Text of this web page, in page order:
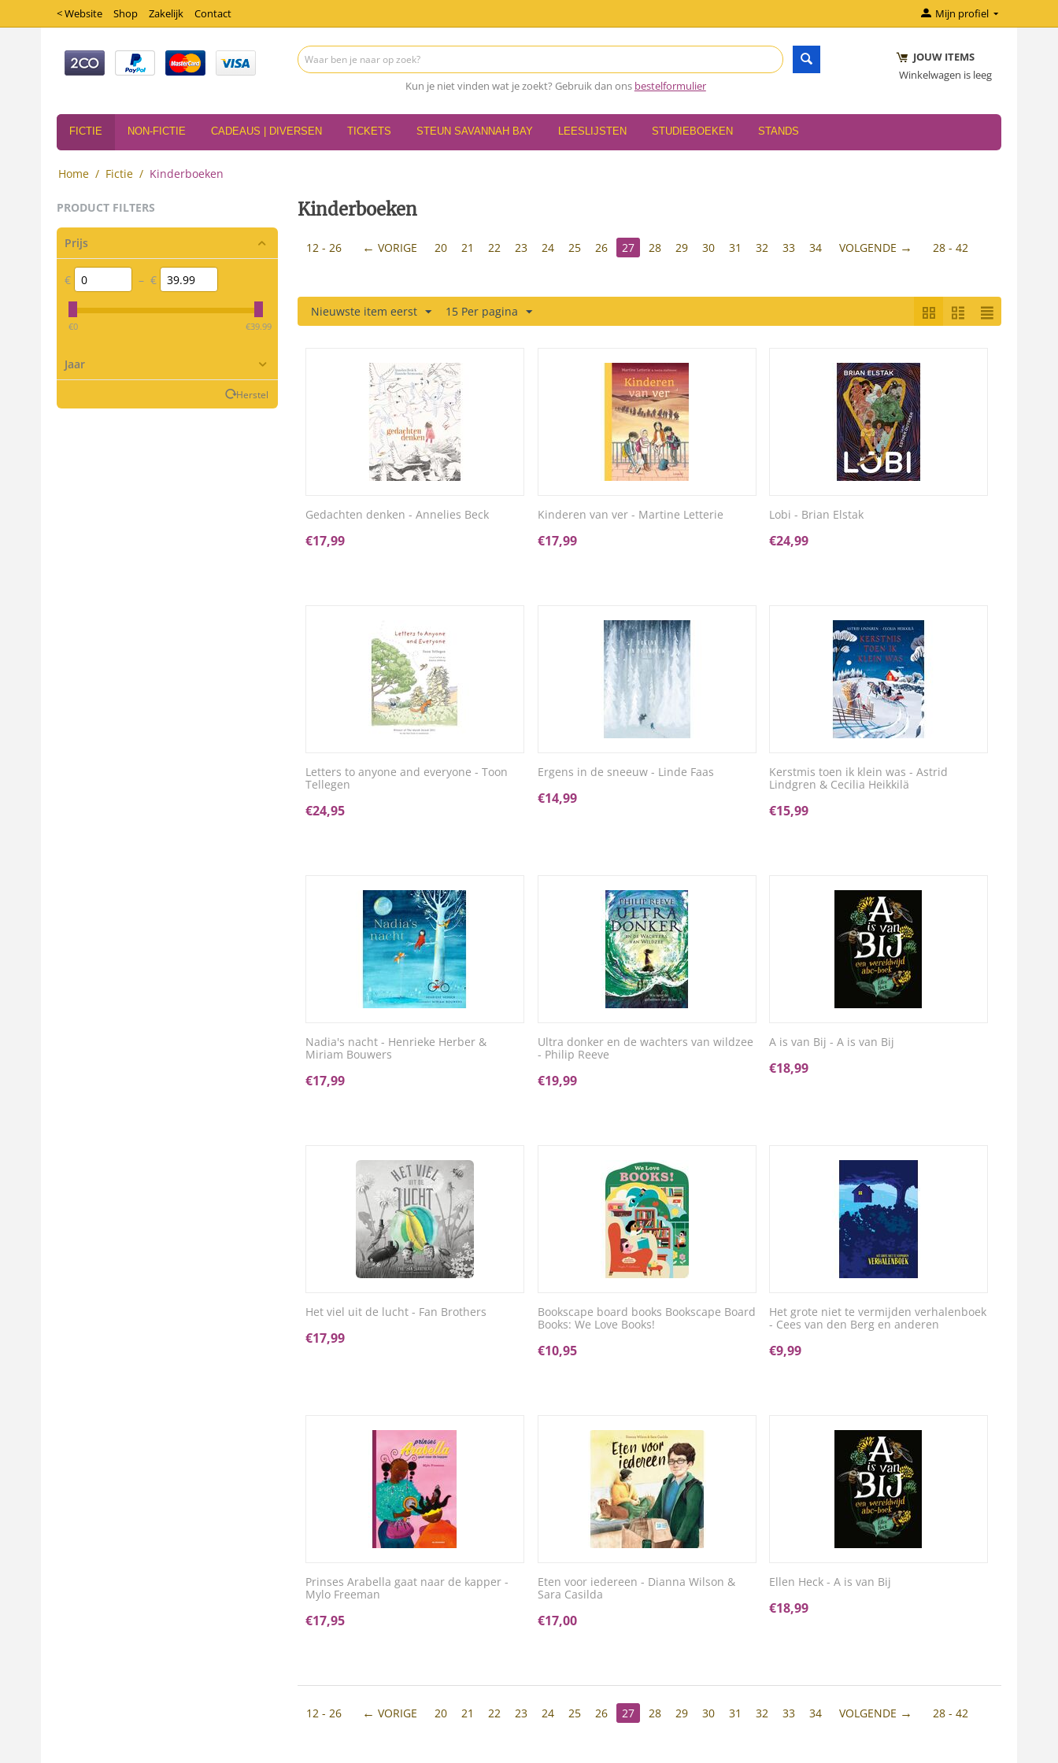
< Website Shop Zakelijk Contact Mijn profiel
Kun je niet vinden wat je zoekt? Gebruik dan ons bestelformulier
JOUW ITEMS
Winkelwagen is leeg
FICTIE NON-FICTIE CADEAUS | DIVERSEN TICKETS STEUN SAVANNAH BAY LEESLIJSTEN STUDIEBOEKEN STANDS
Home / Fictie / Kinderboeken
PRODUCT FILTERS
Prijs
€ – €
‎€0 ‎€39.99
Jaar
Herstel
Kinderboeken
12 - 26 VORIGE 20 21 22 23 24 25 26 27 28 29 30 31 32 33 34 VOLGENDE 28 - 42
Nieuwste item eerst 15 Per pagina
Gedachten denken - Annelies Beck
€17,99
Kinderen van ver - Martine Letterie
€17,99
Lobi - Brian Elstak
€24,99
Letters to anyone and everyone - Toon
Tellegen
€24,95
Ergens in de sneeuw - Linde Faas
€14,99
Kerstmis toen ik klein was - Astrid
Lindgren & Cecilia Heikkilä
€15,99
Nadia's nacht - Henrieke Herber &
Miriam Bouwers
€17,99
Ultra donker en de wachters van wildzee
- Philip Reeve
€19,99
A is van Bij - A is van Bij
€18,99
Het viel uit de lucht - Fan Brothers
€17,99
Bookscape board books Bookscape Board
Books: We Love Books!
€10,95
Het grote niet te vermijden verhalenboek
- Cees van den Berg en anderen
€9,99
Prinses Arabella gaat naar de kapper -
Mylo Freeman
€17,95
Eten voor iedereen - Dianna Wilson &
Sara Casilda
€17,00
Ellen Heck - A is van Bij
€18,99
12 - 26 VORIGE 20 21 22 23 24 25 26 27 28 29 30 31 32 33 34 VOLGENDE 28 - 42